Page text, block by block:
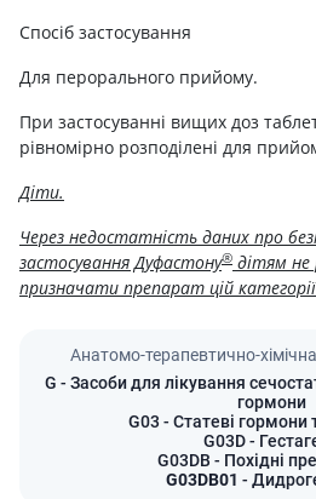
Спосіб застосування
Для перорального прийому.
При застосуванні вищих доз
рівномірно розподілені для
Діти.
Через недостатність даних про
застосування Дуфастону® дітям не
призначати препарат цій
Анатомо-терапевтично-
G - Засоби для лікування
гормони
G03 - Статеві гормони
G03D-
G03DB - Похідні
G03DB01 -